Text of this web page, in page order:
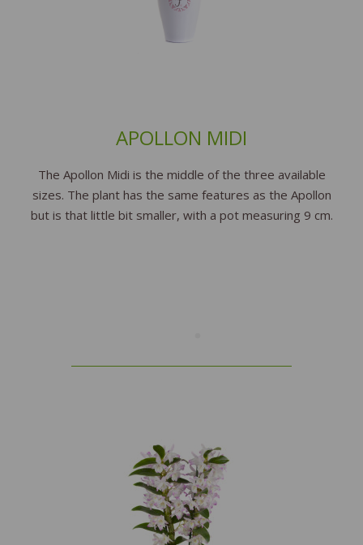
APOLLON MIDI
The Apollon Midi is the middle of the three available
sizes. The plant has the same features as the Apollon
but is that little bit smaller, with a pot measuring 9 cm.